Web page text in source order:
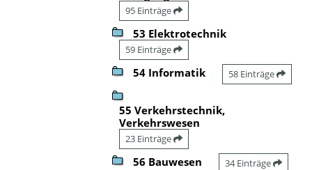
95 Einträge
53 Elektrotechnik
59 Einträge
54 Informatik 58 Einträge
55 Verkehrstechnik,
Verkehrswesen
23 Einträge
56 Bauwesen 34 Einträge